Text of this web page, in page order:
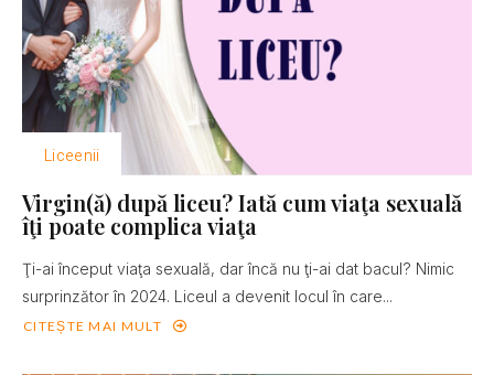
Liceenii
Virgin(ă) după liceu? Iată cum viaţa sexuală
îţi poate complica viaţa
Ţi-ai început viaţa sexuală, dar încă nu ţi-ai dat bacul? Nimic
surprinzător în 2024. Liceul a devenit locul în care...
CITEȘTE MAI MULT